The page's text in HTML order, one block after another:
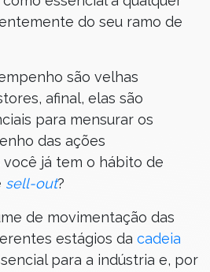
do seu ramo de
são velhas
afinal, elas são
para mensurar os
das ações
você já tem o hábito de
sell-out?
de movimentação das
estágios da cadeia
para a indústria e, por